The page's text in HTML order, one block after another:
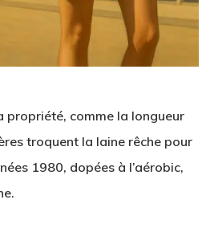
propriété, comme la longueur
troquent la laine rêche pour
1980, dopées à l’aérobic,